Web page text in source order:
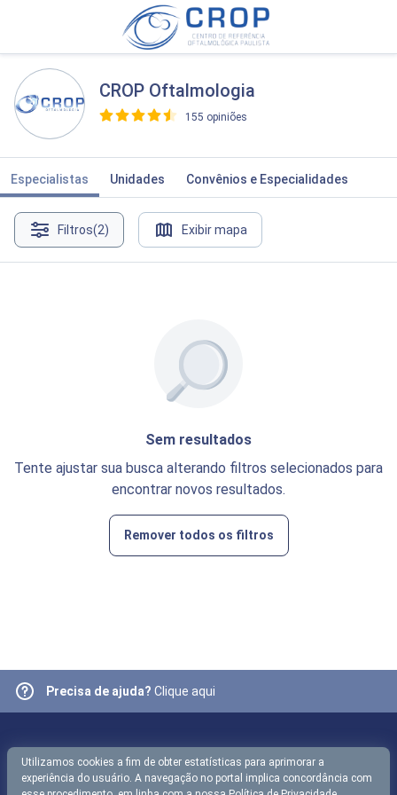
CROP Oftalmologia
155 opiniões
Especialistas Unidades Convênios e Especialidades
Filtros(2) Exibir mapa
Sem resultados
Tente ajustar sua busca alterando filtros selecionados para
encontrar novos resultados.
Remover todos os filtros
Precisa de ajuda? Clique aqui
Utilizamos cookies a fim de obter estatísticas para aprimorar a
experiência do usuário. A navegação no portal implica concordância com